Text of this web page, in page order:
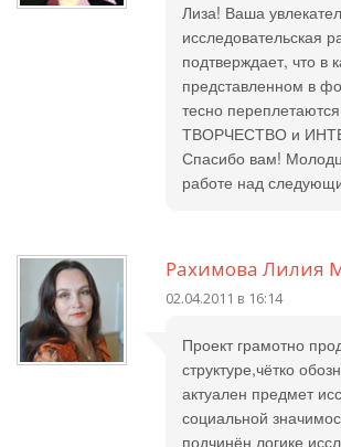
Лиза! Ваша
исследовательская
подтверждает, что в
представленном в
тесно
ТВОРЧЕСТВО и
Спасибо вам!
работе над
Рахимова Лилия
02.04.2011 в 16:14
Проект грамотно
структуре,чётко
актуален предмет
социальной
подчинён логике